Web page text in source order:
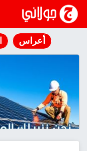
انتقل إلى المحتوى
أعراس